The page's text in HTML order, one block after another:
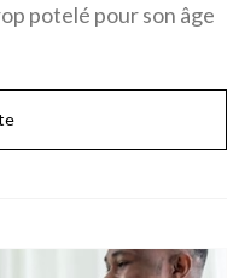
potelé pour son âge